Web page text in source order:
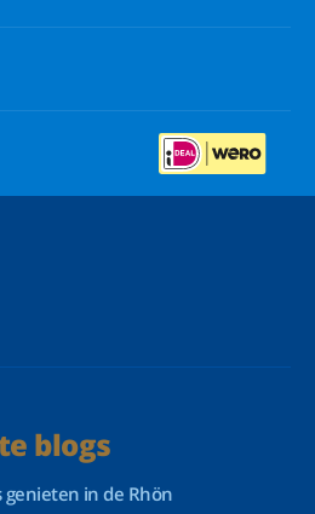
blogs
genieten in de Rhön